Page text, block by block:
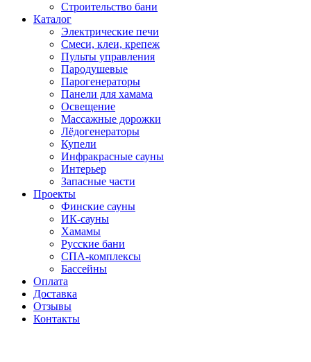
Строительство бани
Каталог
Электрические печи
Смеси, клеи, крепеж
Пульты управления
Пародушевые
Парогенераторы
Панели для хамама
Освещение
Массажные дорожки
Лёдогенераторы
Купели
Инфракрасные сауны
Интерьер
Запасные части
Проекты
Финские сауны
ИК-сауны
Хамамы
Русские бани
СПА-комплексы
Бассейны
Оплата
Доставка
Отзывы
Контакты